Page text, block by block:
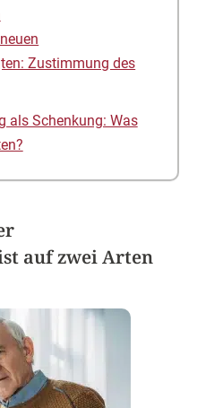
Zustimmung des
als Schenkung: Was
auf zwei Arten